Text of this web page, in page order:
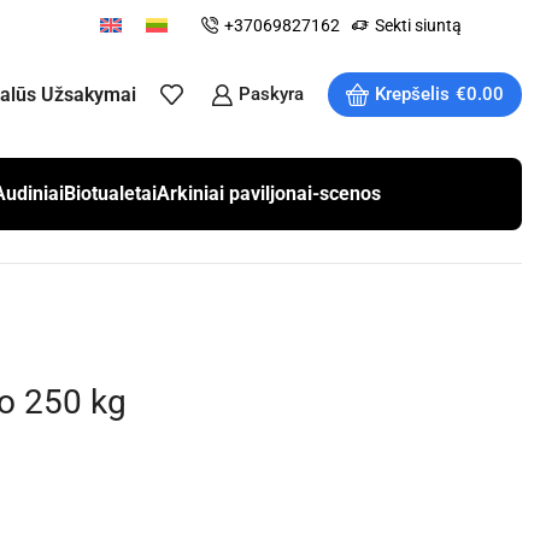
+37069827162 Sekti siuntą
Užsakymai Paskyra Krepšelis €0.00
BiotualetaiArkiniai paviljonai-scenos
250 kg